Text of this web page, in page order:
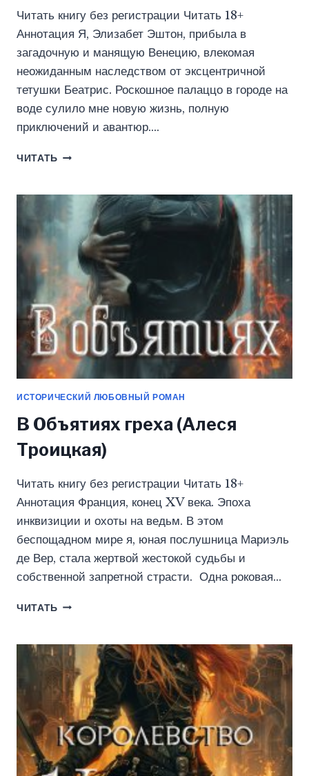
Читать книгу без регистрации Читать 18+
Аннотация Я, Элизабет Эштон, прибыла в
загадочную и манящую Венецию, влекомая
неожиданным наследством от эксцентричной
тетушки Беатрис. Роскошное палаццо в городе на
воде сулило мне новую жизнь, полную
приключений и авантюр….
ЧИТАТЬ В
(АЛЕСЯ
ТРОИЦКАЯ)
ИСТОРИЧЕСКИЙ ЛЮБОВНЫЙ РОМАН
В Объятиях греха (Алеся
Троицкая)
Читать книгу без регистрации Читать 18+
Аннотация Франция, конец XV века. Эпоха
инквизиции и охоты на ведьм. В этом
беспощадном мире я, юная послушница Мариэль
де Вер, стала жертвой жестокой судьбы и
собственной запретной страсти. Одна роковая…
ЧИТАТЬ В
(АЛЕСЯ
ТРОИЦКАЯ)